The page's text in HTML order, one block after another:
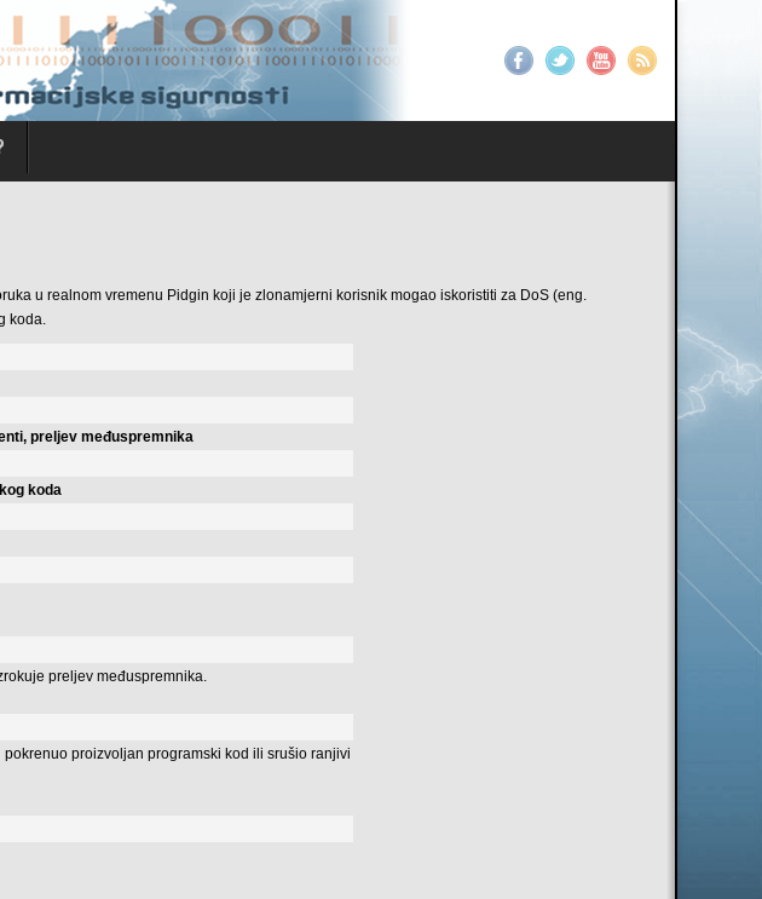
u realnom vremenu Pidgin koji je zlonamjerni korisnik mogao iskoristiti za DoS (eng.
koda.
preljev međuspremnika
koda
preljev međuspremnika.
proizvoljan programski kod ili srušio ranjivi